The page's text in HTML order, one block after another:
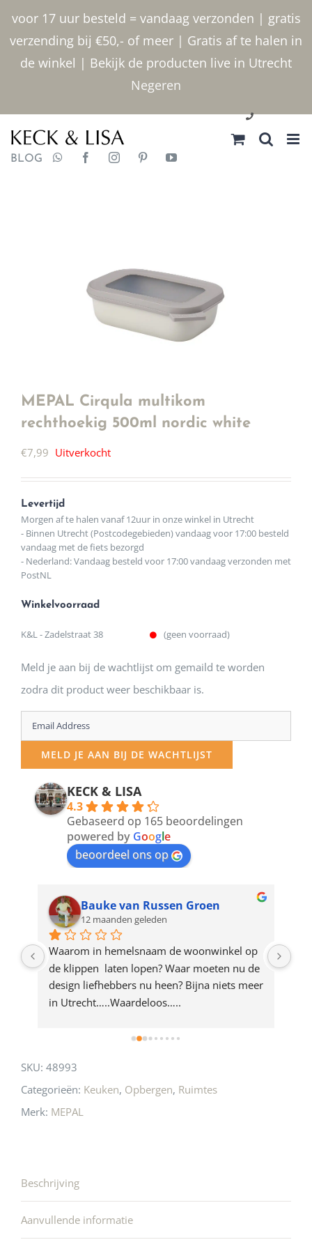
voor 17 uur besteld = vandaag verzonden | gratis
verzending bij €50,- of meer | Gratis af te halen in
de winkel | Bekijk de producten live in Utrecht
Negeren
inhoud
030 2400000
BLOG
MEPAL Cirqula multikom
rechthoekig 500ml nordic white
€7,99 Uitverkocht
Levertijd
Morgen af te halen vanaf 12uur in onze winkel in Utrecht
- Binnen Utrecht (Postcodegebieden) vandaag voor 17:00 besteld
vandaag met de fiets bezorgd
- Nederland: Vandaag besteld voor 17:00 vandaag verzonden met
PostNL
Winkelvoorraad
K&L - Zadelstraat 38 (geen voorraad)
Meld je aan bij de wachtlijst om gemaild te worden
zodra dit product weer beschikbaar is.
Enter
your
email
address
product
MELD JE AAN BIJ DE WACHTLIJST
KECK & LISA
4.3
Gebaseerd op 165 beoordelingen
powered by Google
beoordeel ons op
Bauke van Russen Groen
12 maanden geleden
Waarom in hemelsnaam de woonwinkel op
de klippen  laten lopen? Waar moeten nu de
design liefhebbers nu heen? Bijna niets meer
in Utrecht…..Waardeloos…..
SKU: 48993
Categorieën: Keuken, Opbergen, Ruimtes
Merk: MEPAL
Beschrijving
Aanvullende informatie